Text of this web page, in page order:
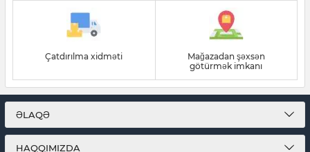
Çatdırılma xidməti
Mağazadan şəxsən
götürmək imkanı
ƏLAQƏ
HAQQIMIZDA